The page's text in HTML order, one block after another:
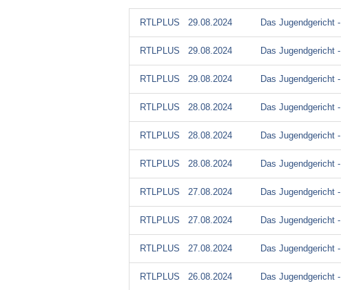
RTLPLUS 29.08.2024 Das Jugendgericht -
RTLPLUS 29.08.2024 Das Jugendgericht -
RTLPLUS 29.08.2024 Das Jugendgericht -
RTLPLUS 28.08.2024 Das Jugendgericht -
RTLPLUS 28.08.2024 Das Jugendgericht -
RTLPLUS 28.08.2024 Das Jugendgericht -
RTLPLUS 27.08.2024 Das Jugendgericht -
RTLPLUS 27.08.2024 Das Jugendgericht -
RTLPLUS 27.08.2024 Das Jugendgericht -
RTLPLUS 26.08.2024 Das Jugendgericht -